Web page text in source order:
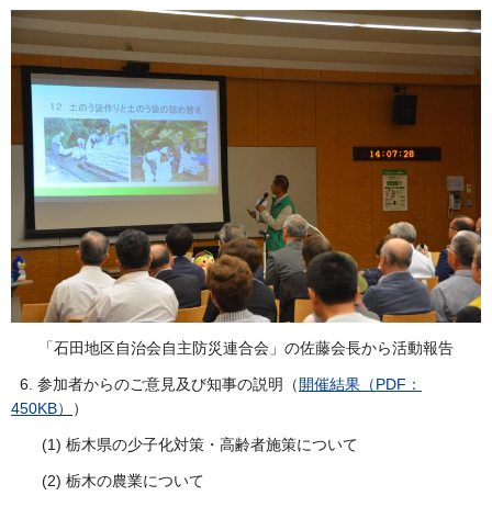
「石田地区自治会自主防災連合会」の佐藤会長から活動報告
6. 参加者からのご意見及び知事の説明（開催結果（PDF：
450KB）
）
(1) 栃木県の少子化対策・高齢者施策について
(2) 栃木の農業について